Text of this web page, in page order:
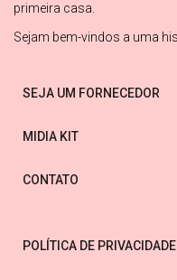
primeira casa.
Sejam bem-vindos a uma
SEJA UM FORNECEDOR
MIDIA KIT
CONTATO
POLÍTICA DE PRIVACIDADE